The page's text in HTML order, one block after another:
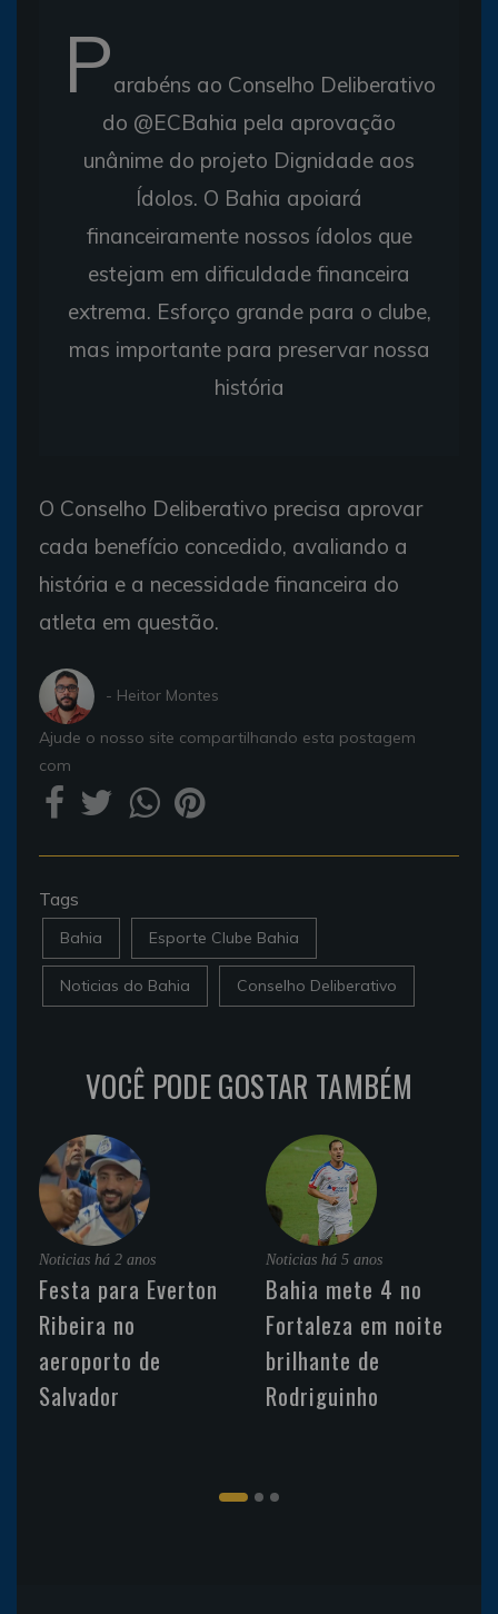
Parabéns ao Conselho Deliberativo
do @ECBahia pela aprovação
unânime do projeto Dignidade aos
Ídolos. O Bahia apoiará
financeiramente nossos ídolos que
estejam em dificuldade financeira
extrema. Esforço grande para o clube,
mas importante para preservar nossa
história
O Conselho Deliberativo precisa aprovar
cada benefício concedido, avaliando a
história e a necessidade financeira do
atleta em questão.
- Heitor Montes
Ajude o nosso site compartilhando esta postagem
com
Tags
Bahia Esporte Clube Bahia
Noticias do Bahia Conselho Deliberativo
VOCÊ PODE GOSTAR TAMBÉM
Noticias há 2 anos
Festa para Everton
Ribeira no
aeroporto de
Salvador
Noticias há 5 anos
Bahia mete 4 no
Fortaleza em noite
brilhante de
Rodriguinho